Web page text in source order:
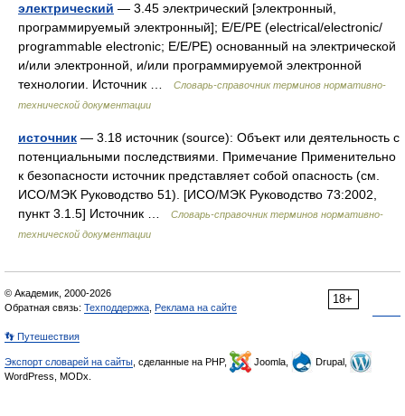
электрический — 3.45 электрический [электронный,
программируемый электронный]; Е/Е/РЕ (electrical/electronic/
programmable electronic; Е/Е/РЕ) основанный на электрической
и/или электронной, и/или программируемой электронной
технологии. Источник …
Словарь-справочник терминов нормативно-
технической документации
источник — 3.18 источник (source): Объект или деятельность с
потенциальными последствиями. Примечание Применительно
к безопасности источник представляет собой опасность (см.
ИСО/МЭК Руководство 51). [ИСО/МЭК Руководство 73:2002,
пункт 3.1.5] Источник …
Словарь-справочник терминов нормативно-
технической документации
18+
© Академик, 2000-2026
Обратная связь: Техподдержка Реклама на сайте
👣 Путешествия
Экспорт словарей на сайты , сделанные на PHP, Joomla,
Drupal,
WordPress, MODx.